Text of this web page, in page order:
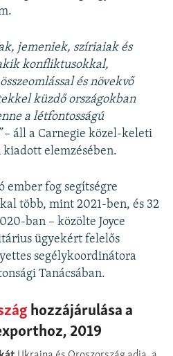
jemeniek, szíriaiak és
konfliktusokkal,
és növekvő
küzdő országokban
a létfontosságú
– áll a Carnegie közel-keleti
elemzésében.
ember fog segítségre
több, mint 2021-ben, és 32
ban – közölte Joyce
ügyekért felelős
segélykoordinátora
Tanácsában.